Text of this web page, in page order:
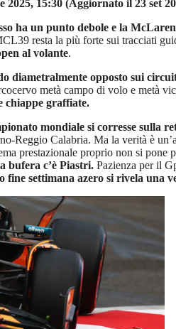
2025, 15:30 (Aggiornato il 23 set
ha un punto debole e la
resta la più forte sui tracciati
al volante.
diametralmente opposto sui
metà campo di volo e metà
chiappe graffiate.
mondiale si corresse sulla
Reggio Calabria. Ma la verità è
prestazionale proprio non si
bufera c’è Piastri. Pazienza per il
fine settimana azero si rivela una